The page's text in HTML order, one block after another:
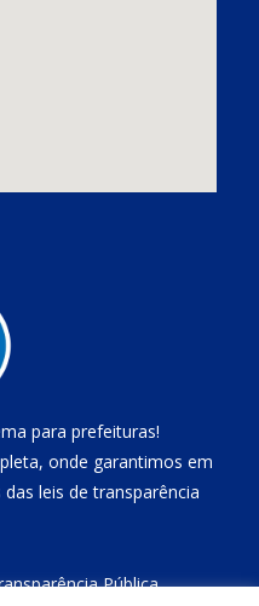
para prefeituras!
onde garantimos em
das leis de transparência
Pública